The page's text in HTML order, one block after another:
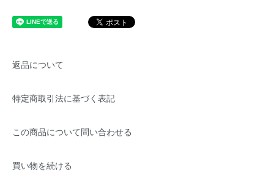
返品について
特定商取引法に基づく表記
この商品について問い合わせる
買い物を続ける